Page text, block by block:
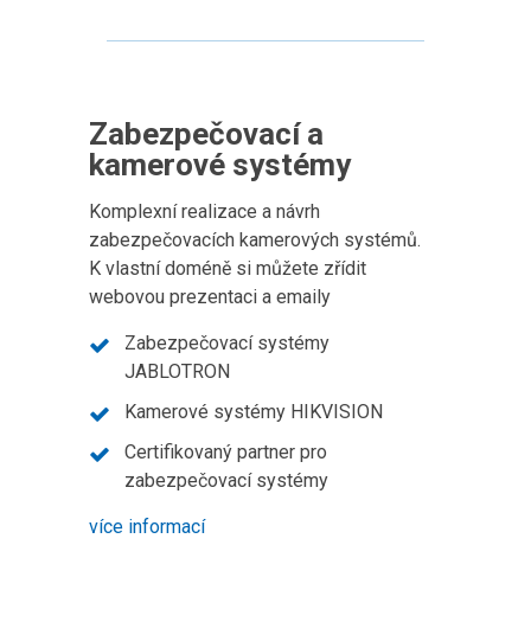
Zabezpečovací a
kamerové systémy
Komplexní realizace a návrh
zabezpečovacích kamerových systémů.
K vlastní doméně si můžete zřídit
webovou prezentaci a emaily
Zabezpečovací systémy
JABLOTRON
Kamerové systémy HIKVISION
Certifikovaný partner pro
zabezpečovací systémy
více informací